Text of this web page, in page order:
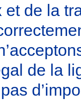
et de la
de la